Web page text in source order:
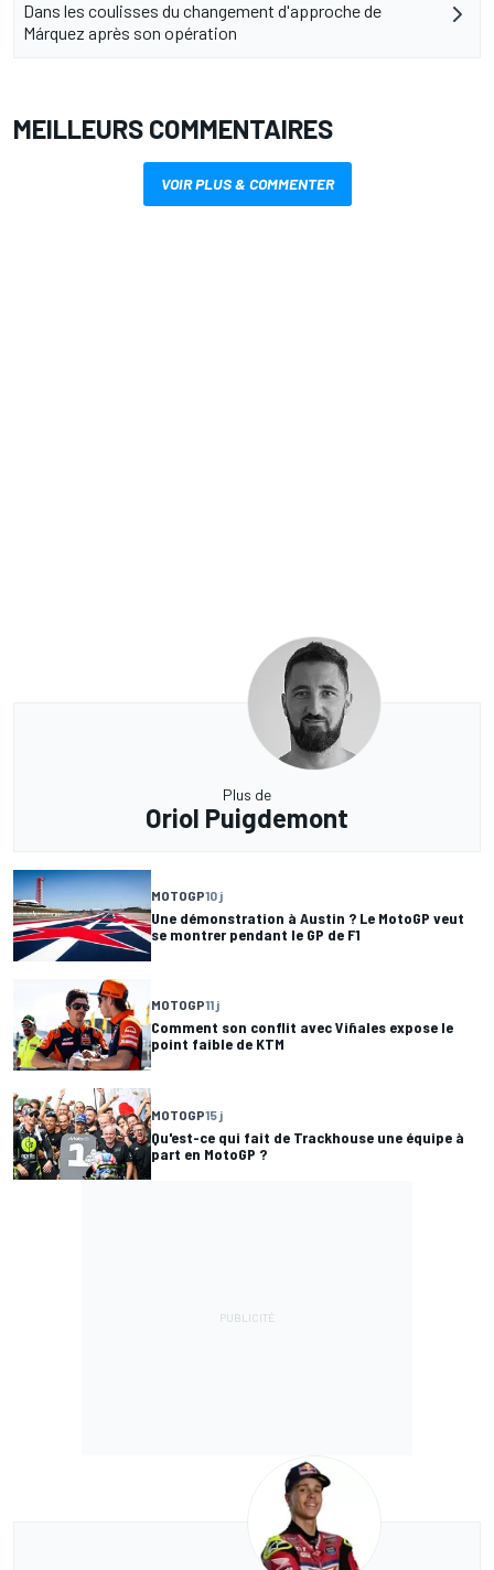
Dans les coulisses du changement d'approche de
Márquez après son opération
MEILLEURS COMMENTAIRES
VOIR PLUS & COMMENTER
Plus de
Oriol Puigdemont
MOTOGP10 j
Une démonstration à Austin ? Le MotoGP veut
se montrer pendant le GP de F1
MOTOGP11 j
Comment son conflit avec Viñales expose le
point faible de KTM
MOTOGP15 j
Qu'est-ce qui fait de Trackhouse une équipe à
part en MotoGP ?